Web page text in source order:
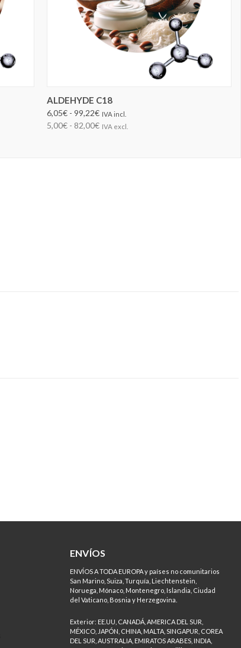
ELEGIR OPCIONES
ALDEHYDE C18
6,05€ - 99,22€ IVA incl.
5,00€ - 82,00€ IVA excl.
ENVÍOS
ENVÍOS A TODA EUROPA y países no comunitarios
San Marino, Suiza, Turquía, Liechtenstein,
Noruega, Mónaco, Montenegro, Islandia, Ciudad
del Vaticano, Bosnia y Herzegovina.
Exterior: EE.UU, CANADÁ, AMERICA DEL SUR,
MÉXICO, JAPÓN, CHINA, MALTA, SINGAPUR, COREA
DEL SUR, AUSTRALIA, EMIRATOS ARABES, INDIA,